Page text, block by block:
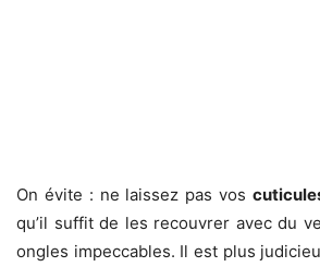
On évite : ne laissez pas vos
qu’il suffit de les recouvrer avec du
ongles impeccables. Il est plus